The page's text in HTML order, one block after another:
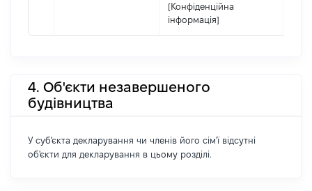
[Конфіденційна
інформація]
4. Об'єкти незавершеного
будівництва
У суб'єкта декларування чи членів його сім'ї відсутні
об'єкти для декларування в цьому розділі.